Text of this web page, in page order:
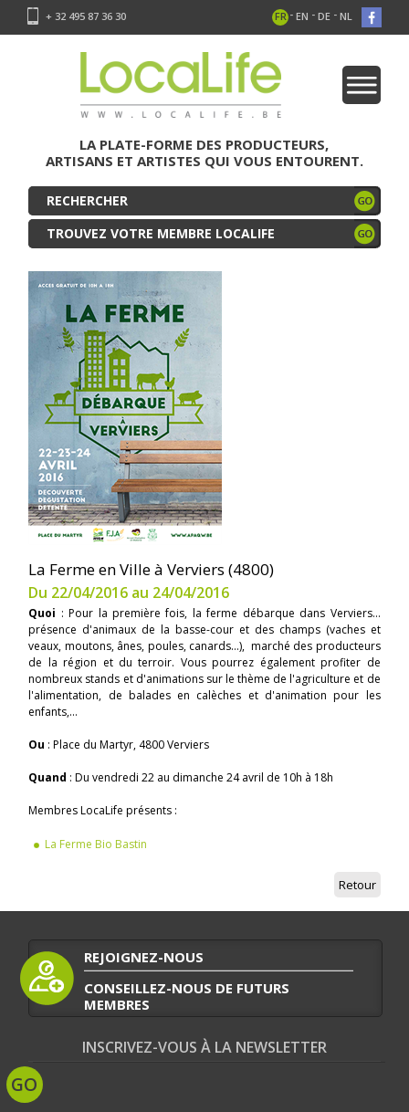
+ 32 495 87 36 30 FR - EN - DE - NL
LA PLATE-FORME DES PRODUCTEURS,
ARTISANS ET ARTISTES QUI VOUS ENTOURENT.
TROUVEZ VOTRE MEMBRE LOCALIFE
La Ferme en Ville à Verviers (4800)
Du 22/04/2016 au 24/04/2016
Quoi : Pour la première fois, la ferme débarque dans Verviers...
présence d'animaux de la basse-cour et des champs (vaches et
veaux, moutons, ânes, poules, canards...), marché des producteurs
de la région et du terroir. Vous pourrez également profiter de
nombreux stands et d'animations sur le thème de l'agriculture et de
l'alimentation, de balades en calèches et d'animation pour les
enfants,...
Ou : Place du Martyr, 4800 Verviers
Quand : Du vendredi 22 au dimanche 24 avril de 10h à 18h
Membres LocaLife présents :
La Ferme Bio Bastin
Retour
REJOIGNEZ-NOUS
CONSEILLEZ-NOUS DE FUTURS
MEMBRES
INSCRIVEZ-VOUS À LA NEWSLETTER